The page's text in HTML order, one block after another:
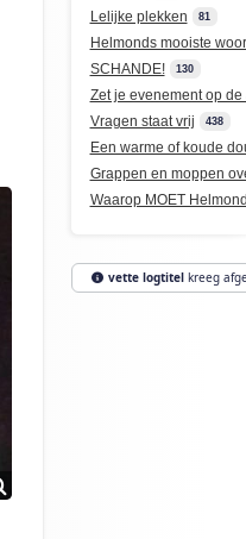
Lelijke plekken 81
Helmonds mooiste
SCHANDE! 130
Zet je evenement op
Vragen staat vrij 438
Een warme of koude
Grappen en moppen
Waarop MOET
vette logtitelkreeg